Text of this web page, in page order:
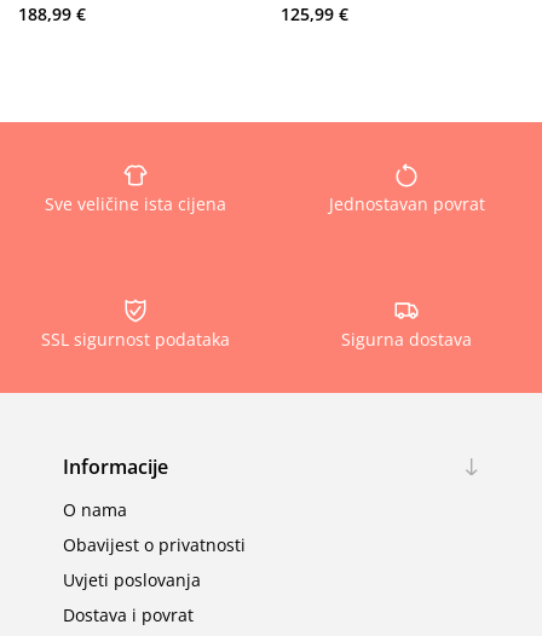
188,99 €
125,99 €
Sve veličine ista cijena Jednostavan povrat
SSL sigurnost podataka Sigurna dostava
Informacije
O nama
Obavijest o privatnosti
Uvjeti poslovanja
Dostava i povrat